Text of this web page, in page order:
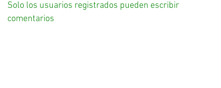
Solo los usuarios registrados pueden escribir
comentarios